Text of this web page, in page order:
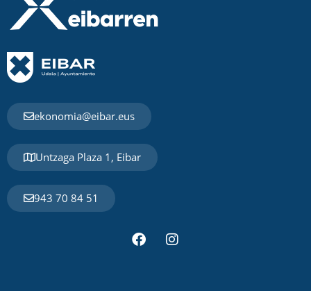
ekonomia@eibar.eus
Untzaga Plaza 1, Eibar
943 70 84 51